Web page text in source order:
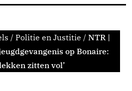
/ Politie en Justitie / NTR |
op Bonaire:
zitten vol’